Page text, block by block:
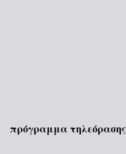
πρόγραμμα τηλεόρασης